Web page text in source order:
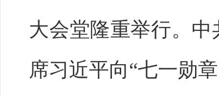
大会堂隆重举行。
席习近平向“七一勋